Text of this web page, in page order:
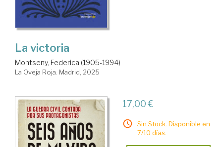
La victoria
Montseny, Federica (1905-1994)
La Oveja Roja. Madrid, 2025
17,00 €
Sin Stock. Disponible en
7/10 días.